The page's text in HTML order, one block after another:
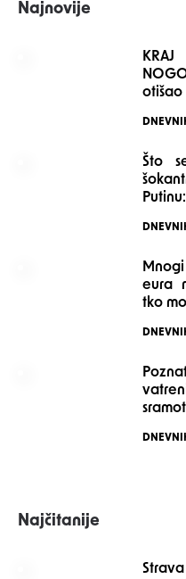
Najnovije
otišao
POSTED
Što
POSTED
eura
tko
POSTED
POSTED
Najčitanije